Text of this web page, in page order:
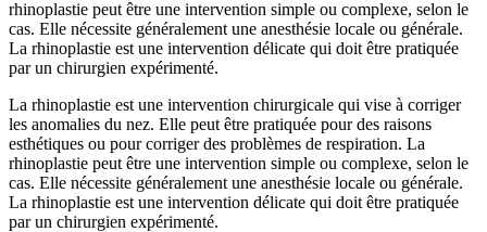
rhinoplastie peut être une intervention simple ou complexe, selon le
cas. Elle nécessite généralement une anesthésie locale ou générale.
La rhinoplastie est une intervention délicate qui doit être pratiquée
par un chirurgien expérimenté.
La rhinoplastie est une intervention chirurgicale qui vise à corriger
les anomalies du nez. Elle peut être pratiquée pour des raisons
esthétiques ou pour corriger des problèmes de respiration. La
rhinoplastie peut être une intervention simple ou complexe, selon le
cas. Elle nécessite généralement une anesthésie locale ou générale.
La rhinoplastie est une intervention délicate qui doit être pratiquée
par un chirurgien expérimenté.